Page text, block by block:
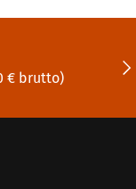
€ brutto)